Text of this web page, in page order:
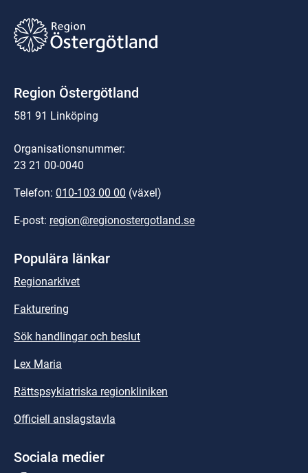
Region Östergötland
581 91 Linköping
Organisationsnummer:
23 21 00-0040
Telefon: 010-103 00 00 (växel)
E-post: region@regionostergotland.se
Populära länkar
Regionarkivet
Fakturering
Sök handlingar och beslut
Lex Maria
Rättspsykiatriska regionkliniken
Officiell anslagstavla
Sociala medier